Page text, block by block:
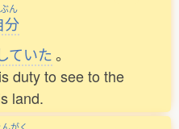
ん
分
ていた 。
duty to see to the
land.